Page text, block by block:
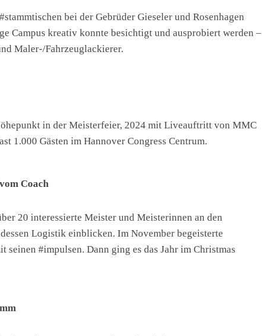
bei der Gebrüder Gieseler und Rosenhagen
Campus kreativ konnte besichtigt und ausprobiert werden –
Maler-/Fahrzeuglackierer.
in der Meisterfeier, 2024 mit Liveauftritt von MMC
1.000 Gästen im Hannover Congress Centrum.
Coach
20 interessierte Meister und Meisterinnen an den
Logistik einblicken. Im November begeisterte
seinen #impulsen. Dann ging es das Jahr im Christmas